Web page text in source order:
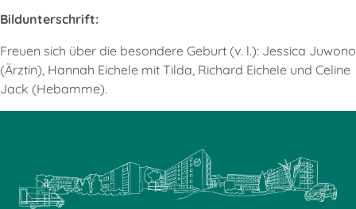
Bildunterschrift:
Freuen sich über die besondere Geburt (v. l.): Jessica Juwono
(Ärztin), Hannah Eichele mit Tilda, Richard Eichele und Celine
Jack (Hebamme).